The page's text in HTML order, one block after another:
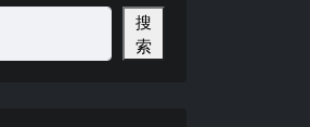
搜
索